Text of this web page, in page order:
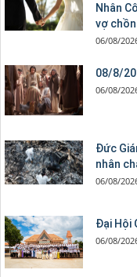
Nhân
vợ
06/08/
08/8/
06/08/
Đức
nhân
06/08/
Đại Hội
06/08/